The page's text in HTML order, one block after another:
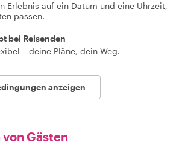
Erlebnis auf ein Datum und eine Uhrzeit,
passen.
bei Reisenden
– deine Pläne, dein Weg.
anzeigen
von Gästen